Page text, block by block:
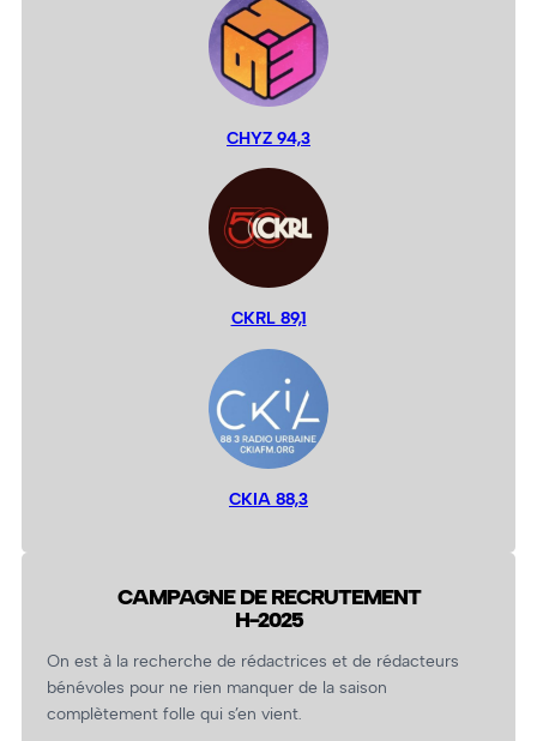
CHYZ 94,3
CKRL 89,1
CKIA 88,3
CAMPAGNE DE RECRUTEMENT
H-2025
On est à la recherche de rédactrices et de rédacteurs
bénévoles pour ne rien manquer de la saison
complètement folle qui s’en vient.